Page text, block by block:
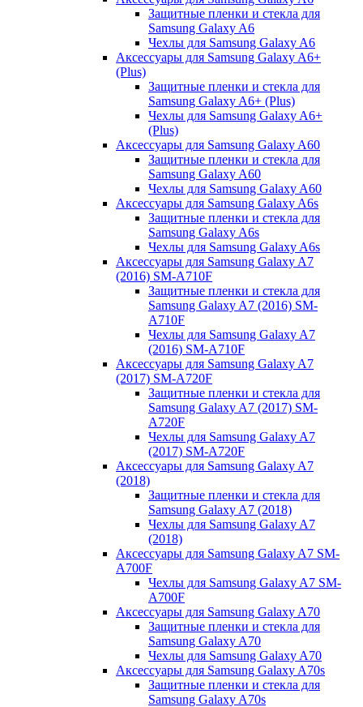
Защитные пленки и стекла для
Samsung Galaxy A6
Чехлы для Samsung Galaxy A6
Аксессуары для Samsung Galaxy A6+
(Plus)
Защитные пленки и стекла для
Samsung Galaxy A6+ (Plus)
Чехлы для Samsung Galaxy A6+
(Plus)
Аксессуары для Samsung Galaxy A60
Защитные пленки и стекла для
Samsung Galaxy A60
Чехлы для Samsung Galaxy A60
Аксессуары для Samsung Galaxy A6s
Защитные пленки и стекла для
Samsung Galaxy A6s
Чехлы для Samsung Galaxy A6s
Аксессуары для Samsung Galaxy A7
(2016) SM-A710F
Защитные пленки и стекла для
Samsung Galaxy A7 (2016) SM-
A710F
Чехлы для Samsung Galaxy A7
(2016) SM-A710F
Аксессуары для Samsung Galaxy A7
(2017) SM-A720F
Защитные пленки и стекла для
Samsung Galaxy A7 (2017) SM-
A720F
Чехлы для Samsung Galaxy A7
(2017) SM-A720F
Аксессуары для Samsung Galaxy A7
(2018)
Защитные пленки и стекла для
Samsung Galaxy A7 (2018)
Чехлы для Samsung Galaxy A7
(2018)
Аксессуары для Samsung Galaxy A7 SM-
A700F
Чехлы для Samsung Galaxy A7 SM-
A700F
Аксессуары для Samsung Galaxy A70
Защитные пленки и стекла для
Samsung Galaxy A70
Чехлы для Samsung Galaxy A70
Аксессуары для Samsung Galaxy A70s
Защитные пленки и стекла для
Samsung Galaxy A70s